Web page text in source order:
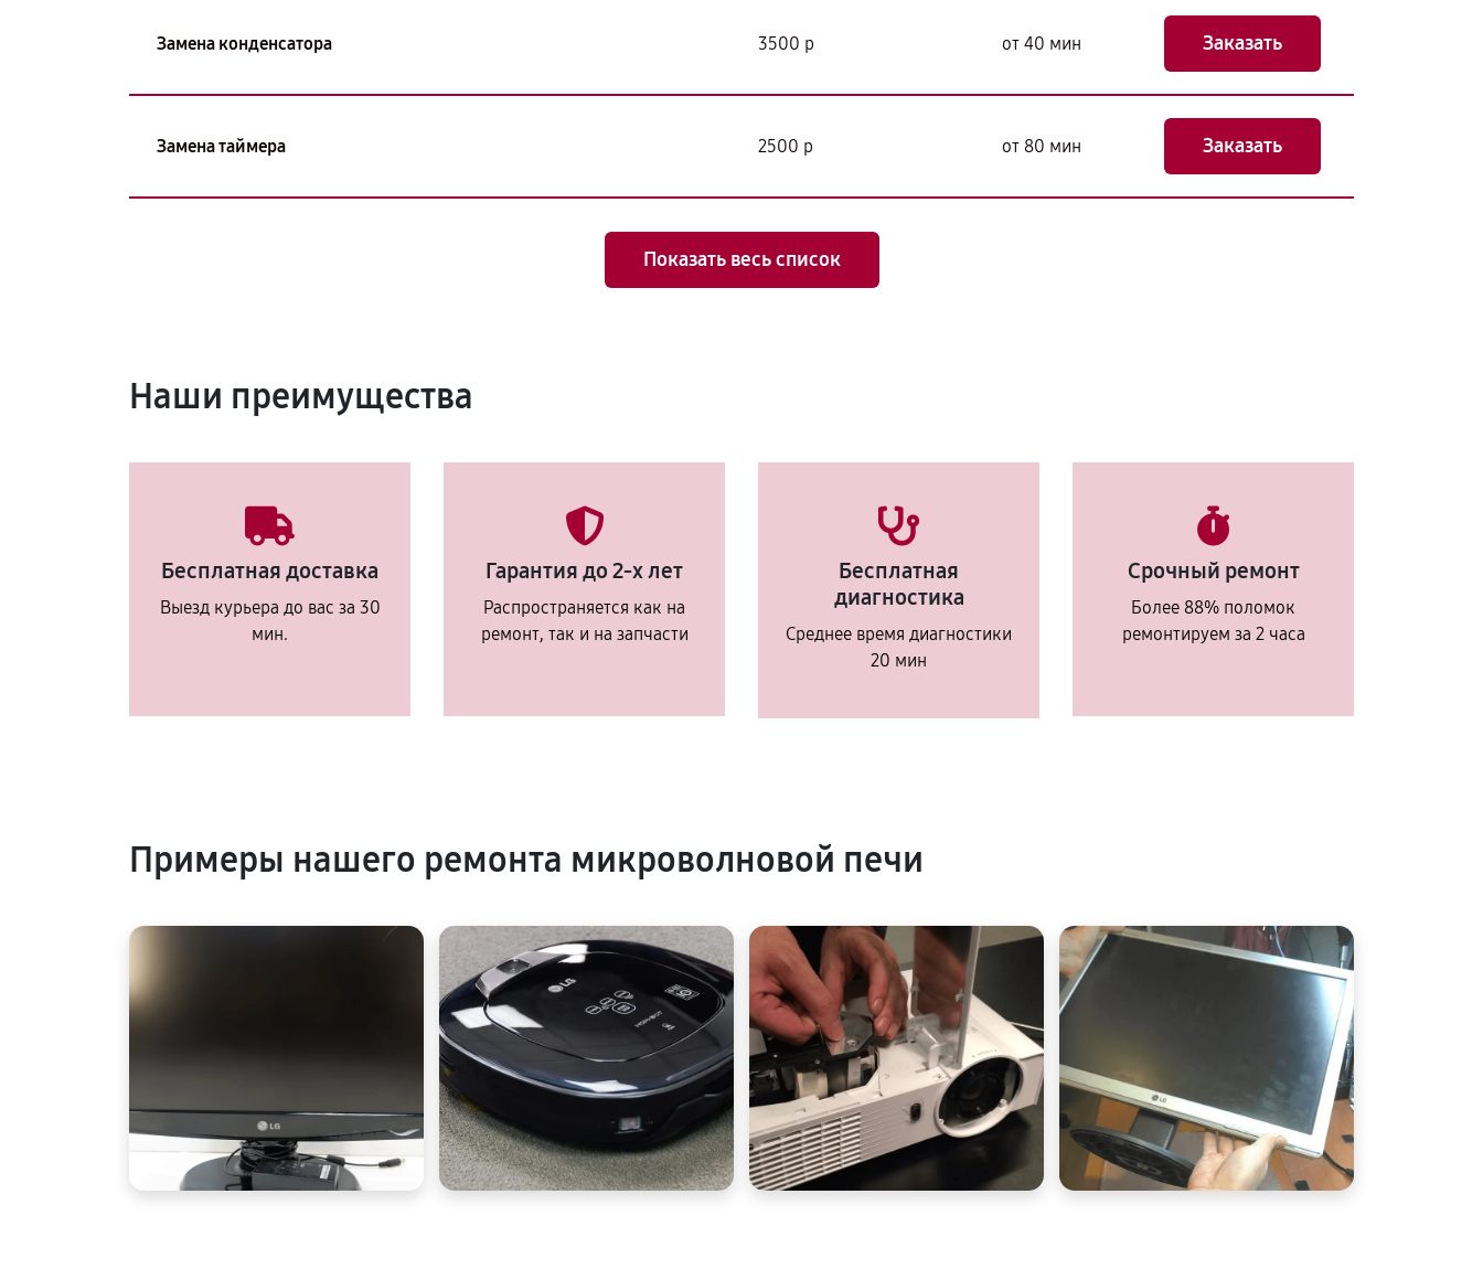
Замена конденсатора 3500 р от 40 мин Заказать
Замена таймера 2500 р от 80 мин Заказать
Показать весь список
Наши преимущества
Бесплатная доставка
Выезд курьера до вас за 30
мин.
Гарантия до 2-х лет
Распространяется как на
ремонт, так и на запчасти
Бесплатная
диагностика
Среднее время диагностики
20 мин
Срочный ремонт
Более 88% поломок
ремонтируем за 2 часа
Примеры нашего ремонта микроволновой печи